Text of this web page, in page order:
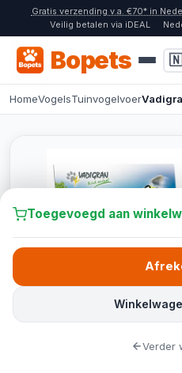
Gratis verzending v.a. €70* in
Veilig betalen via iDEAL
Bopets
HomeVogelsTuinvogelvoer
Toegevoegd aan
Verder